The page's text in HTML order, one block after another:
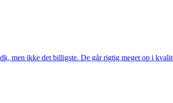
men ikke det billigste. De går rigtig meget op i